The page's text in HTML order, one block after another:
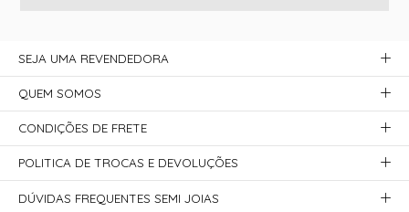
SEJA UMA REVENDEDORA
QUEM SOMOS
CONDIÇÕES DE FRETE
POLITICA DE TROCAS E DEVOLUÇÕES
DÚVIDAS FREQUENTES SEMI JOIAS